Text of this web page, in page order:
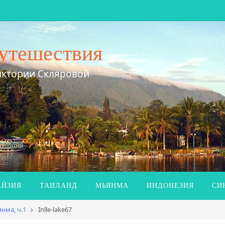
Скляровой
ТАИЛАНД МЬЯНМА ИНДОНЕЗИЯ
ч.1 Inlle-lake67